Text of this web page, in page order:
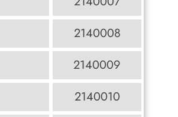
2140008
2140009
2140010